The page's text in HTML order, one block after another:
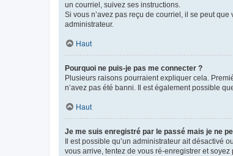
un courriel, suivez ses instructions.
Si vous n’avez pas reçu de courriel, il se peut
administrateur.
Haut
Pourquoi ne puis-je pas me connecter ?
Plusieurs raisons pourraient expliquer cela.
n’avez pas été banni. Il est également possible
Haut
Je me suis enregistré par le passé mais je ne
Il est possible qu’un administrateur ait
vous arrive, tentez de vous ré-enregistrer et soyez